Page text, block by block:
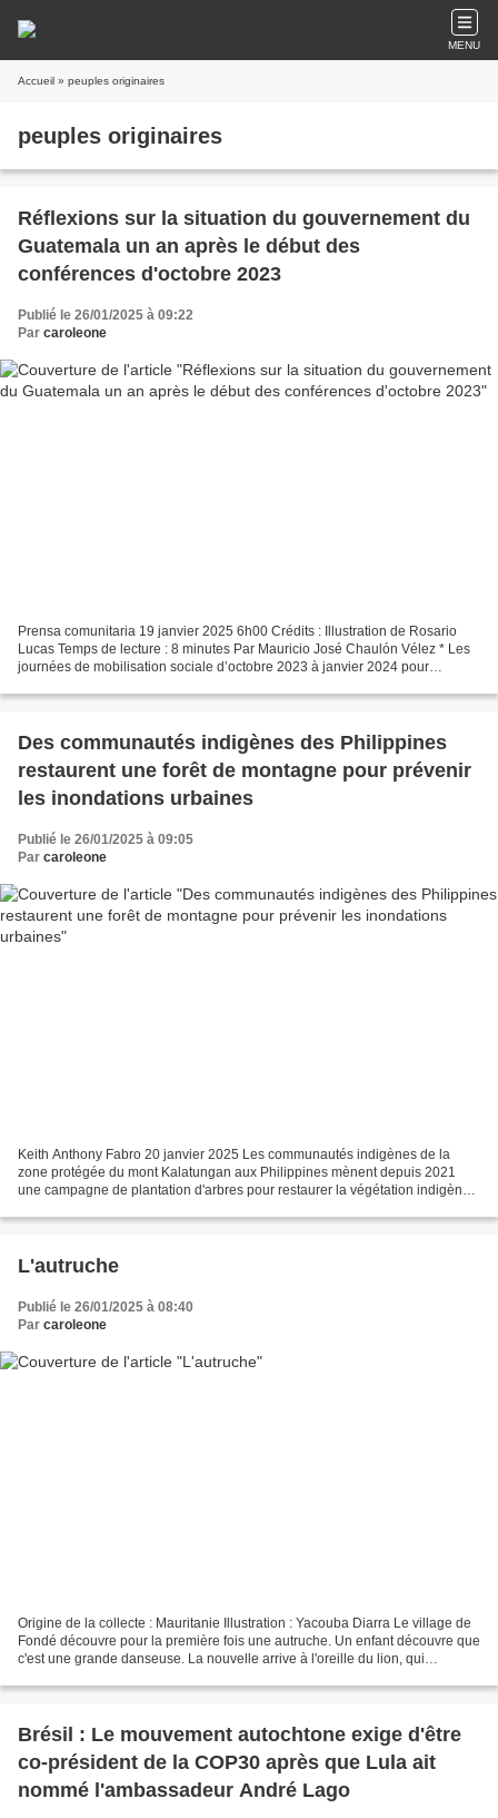
MENU
Accueil » peuples originaires
peuples originaires
Réflexions sur la situation du gouvernement du
Guatemala un an après le début des
conférences d'octobre 2023
Publié le 26/01/2025 à 09:22
Par caroleone
Prensa comunitaria 19 janvier 2025 6h00 Crédits : Illustration de Rosario
Lucas Temps de lecture : 8 minutes Par Mauricio José Chaulón Vélez * Les
journées de mobilisation sociale d’octobre 2023 à janvier 2024 pour
Des communautés indigènes des Philippines
restaurent une forêt de montagne pour prévenir
les inondations urbaines
Publié le 26/01/2025 à 09:05
Par caroleone
Keith Anthony Fabro 20 janvier 2025 Les communautés indigènes de la
zone protégée du mont Kalatungan aux Philippines mènent depuis 2021
une campagne de plantation d'arbres pour restaurer la végétation indigène
L'autruche
Publié le 26/01/2025 à 08:40
Par caroleone
Origine de la collecte : Mauritanie Illustration : Yacouba Diarra Le village de
Fondé découvre pour la première fois une autruche. Un enfant découvre que
c'est une grande danseuse. La nouvelle arrive à l'oreille du lion, qui
Brésil : Le mouvement autochtone exige d'être
co-président de la COP30 après que Lula ait
nommé l'ambassadeur André Lago